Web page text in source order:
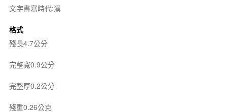
文字書寫時代:漢
格式
殘長4.7公分
完整寬0.9公分
完整厚0.2公分
殘重0.26公克